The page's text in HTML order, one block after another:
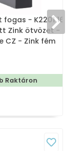
fogas - K2201 16
Zink ötvözet -
CZ - Zink fém
Raktáron